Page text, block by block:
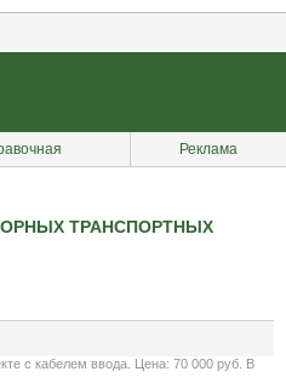
Реклама
ТРАНСПОРТНЫХ
с кабелем ввода. Цена: 70 000 руб. В